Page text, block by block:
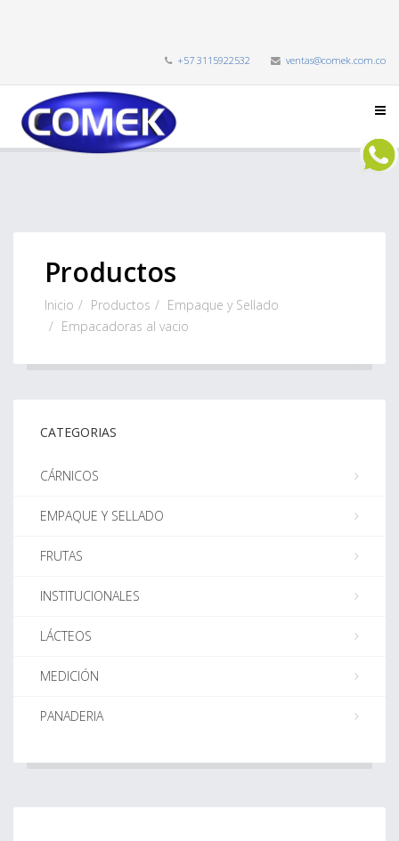
+57 3115922532 ventas@comek.com.co
Productos
Inicio Productos
Empaque y Sellado
Empacadoras al vacio
CATEGORIAS
CÁRNICOS
EMPAQUE Y SELLADO
FRUTAS
INSTITUCIONALES
LÁCTEOS
MEDICIÓN
PANADERIA